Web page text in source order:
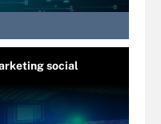
social